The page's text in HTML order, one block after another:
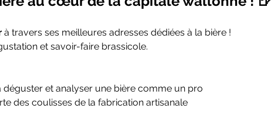
à travers ses meilleures adresses dédiées à la bière !
et savoir-faire brassicole.
et analyser une bière comme un pro
des coulisses de la fabrication artisanale